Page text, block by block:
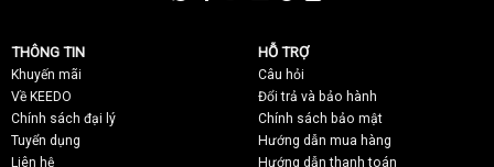
THÔNG TIN
Khuyến mãi
Về KEEDO
Chính sách đại lý
Tuyển dụng
Liên hệ
HỖ TRỢ
Câu hỏi
Đổi trả và bảo hành
Chính sách bảo mật
Hướng dẫn mua hàng
Hướng dẫn thanh toán